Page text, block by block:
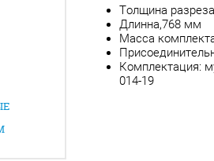
Толщина
Длинна,768 мм
Масса
Комплектация:
014-19